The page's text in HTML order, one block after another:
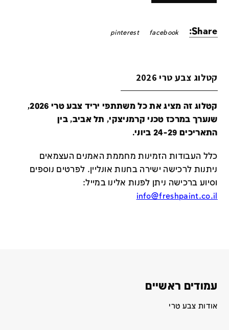
Share:
facebook
pinterest
קטלוג צבע טרי 2026
קטלוג זה מציג את כל משתתפי יריד צבע טרי 2026,
שנערך במרכז טכני קרמניצקי, תל אביב, בין
התאריכים 24-29 ביוני.
כלל העבודות הזמינות מחממת האמנים העצמאים
ניתנות לרכישה ישירה בחנות אונליין. לפרטים נוספים
וסיוע ברכישה ניתן לפנות אלינו במייל:
info@freshpaint.co.il
עמודים ראשיים
אודות צבע טרי